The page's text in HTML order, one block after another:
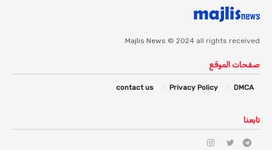
Majlis News © 2024 all rights received.
صفحات الموقع
DMCA
Privacy Policy
contact us
تابعنا